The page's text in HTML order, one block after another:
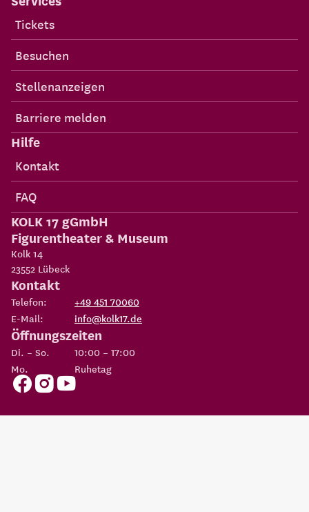
Tickets
Besuchen
Stellenanzeigen
Barriere melden
Hilfe
Kontakt
FAQ
KOLK 17 gGmbH
Figurentheater & Museum
Kolk 14
23552 Lübeck
Kontakt
Telefon:
+49 451 70060
E-Mail:
info@kolk17.de
Öffnungszeiten
Di. – So.
10:00 – 17:00
Mo.
Ruhetag